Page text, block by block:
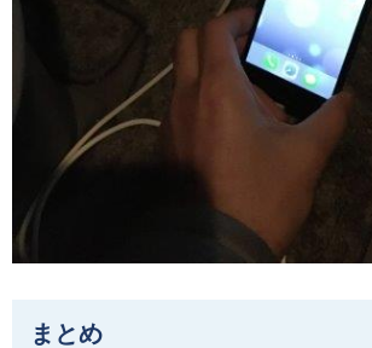
まとめ